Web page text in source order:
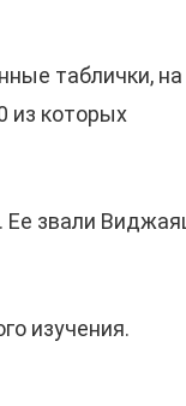
таблички, на
из которых
Ее звали
изучения.